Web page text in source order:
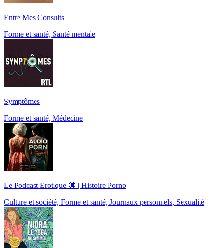
Entre Mes Consults
Forme et santé, Santé mentale
Symptômes
Forme et santé, Médecine
Le Podcast Erotique 🔞 | Histoire Porno
Culture et société, Forme et santé, Journaux personnels, Sexualité